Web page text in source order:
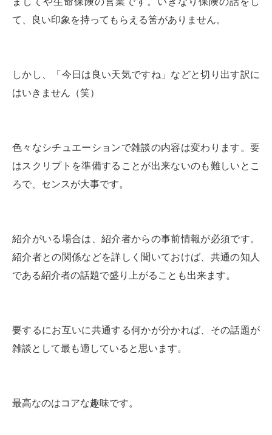
て、良い印象を持ってもらえる筈がありません。
しかし、「今日は良い天気ですね」などと切り出す訳に
はいきません（笑）
色々なシチュエーションで雑談の内容は変わります。要
はスクリプトを準備することが出来ないのも難しいとこ
ろで、センスが大事です。
紹介がいる場合は、紹介者からの事前情報が必須です。
紹介者との関係などを詳しく聞いておけば、共通の知人
である紹介者の話題で盛り上がることも出来ます。
要するにお互いに共通する何かが分かれば、その話題が
雑談として最も適していると思います。
最高なのはコアな趣味です。